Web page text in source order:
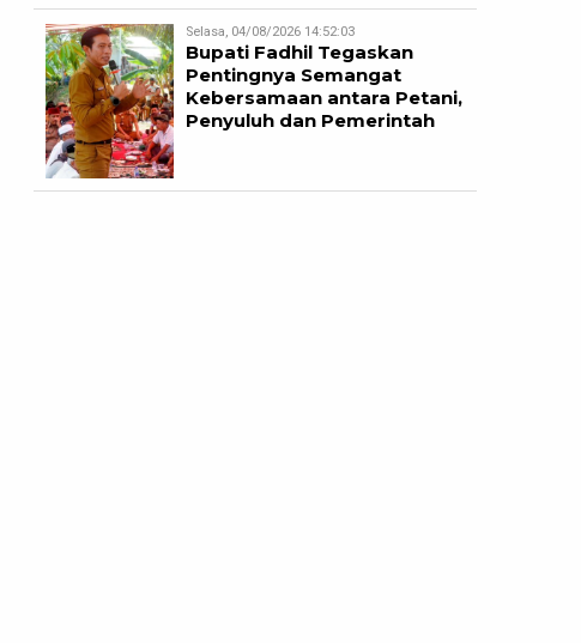
Selasa, 04/08/2026 14:52:03
Bupati Fadhil Tegaskan
Pentingnya Semangat
Kebersamaan antara Petani,
Penyuluh dan Pemerintah